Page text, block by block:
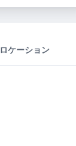
ロケーション